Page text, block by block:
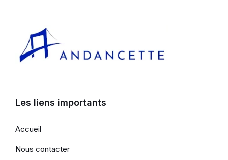
Les liens importants
Accueil
Nous contacter